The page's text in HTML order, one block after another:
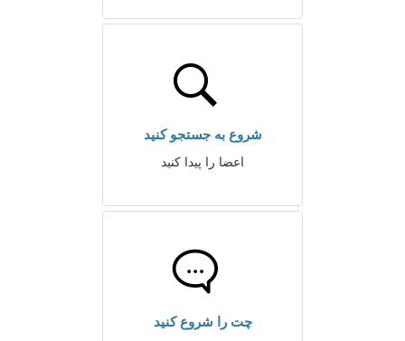
شروع به جستجو کنید
اعضا را پیدا کنید
چت را شروع کنید